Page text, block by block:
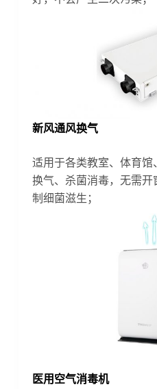
新风通风换气
适用于各类教室、体育
换气、杀菌消毒，无需
制细菌滋生；
医用空气消毒机